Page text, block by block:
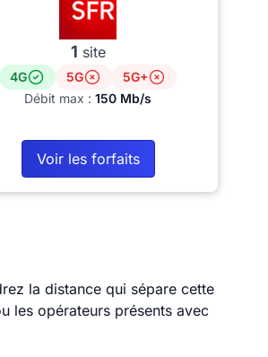
1 site
4G 5G
5G+
Débit max : 150 Mb/s
Voir les forfaits
la distance qui sépare cette
les opérateurs présents avec